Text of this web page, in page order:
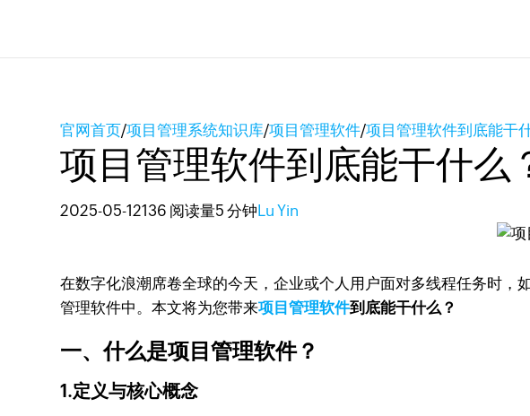
官网首页/项目管理系统知识库/项目管理软件/项目管理软件到底能干
项目管理软件到底能干什么
2025-05-12136 阅读量5 分钟 Lu Yin
在数字化浪潮席卷全球的今天，企业或个人用户面对多线程任务时，
管理软件中。本文将为您带来项目管理软件到底能干什么？
一、什么是项目管理软件？
1.定义与核心概念